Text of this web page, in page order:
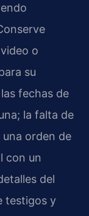
o
su
fechas de
la falta de
orden de
con un
del
testigos y